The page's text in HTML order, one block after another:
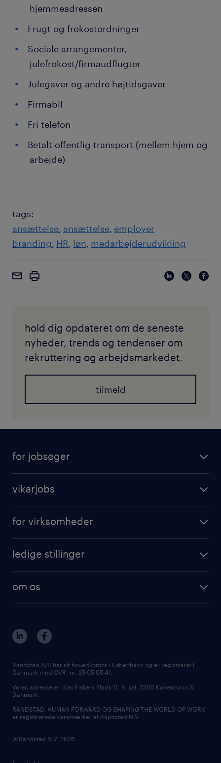
hjemmeadressen
Frugt og frokostordninger
Sociale arrangementer,
julefrokost/firmaudflugter
Julegaver og andre højtidsgaver
Firmabil
Fri telefon
Betalt offentlig transport (mellem hjem og
arbejde)
tags:
ansættelse ansættelse employer
branding HR løn medarbejderudvikling
hold dig opdateret om de seneste
nyheder, trends og tendenser om
rekruttering og arbejdsmarkedet.
tilmeld
for jobsøger
vikarjobs
for virksomheder
ledige stillinger
om os
Randstad A/S har sit hovedkontor i København og er registreret i
Danmark med CVR. nr. 25 05 05 41.
Vores adresse er: Kay Fiskers Plads 11, 8. sal, 2300 København S,
Danmark.
RANDSTAD, HUMAN FORWARD OG SHAPING THE WORLD OF WORK
er registrerede varemærker af Randstad N.V.
© Randstad N.V. 2026